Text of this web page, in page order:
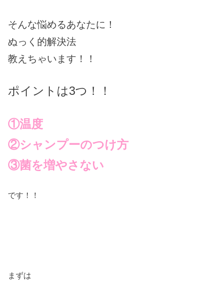
そんな悩めるあなたに！
ぬっく的解決法
教えちゃいます！！
ポイントは3つ！！
①温度
②シャンプーのつけ方
③菌を増やさない
です！！
まずは